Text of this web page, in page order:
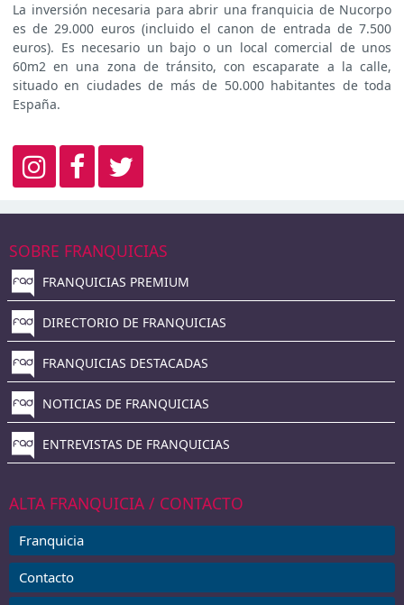
La inversión necesaria para abrir una franquicia de Nucorpo
es de 29.000 euros (incluido el canon de entrada de 7.500
euros). Es necesario un bajo o un local comercial de unos
60m2 en una zona de tránsito, con escaparate a la calle,
situado en ciudades de más de 50.000 habitantes de toda
España.
SOBRE FRANQUICIAS
FRANQUICIAS PREMIUM
DIRECTORIO DE FRANQUICIAS
FRANQUICIAS DESTACADAS
NOTICIAS DE FRANQUICIAS
ENTREVISTAS DE FRANQUICIAS
ALTA FRANQUICIA / CONTACTO